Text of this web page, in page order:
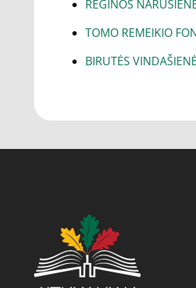
REGINOS
TOMO REMEIKIO
BIRUTĖS